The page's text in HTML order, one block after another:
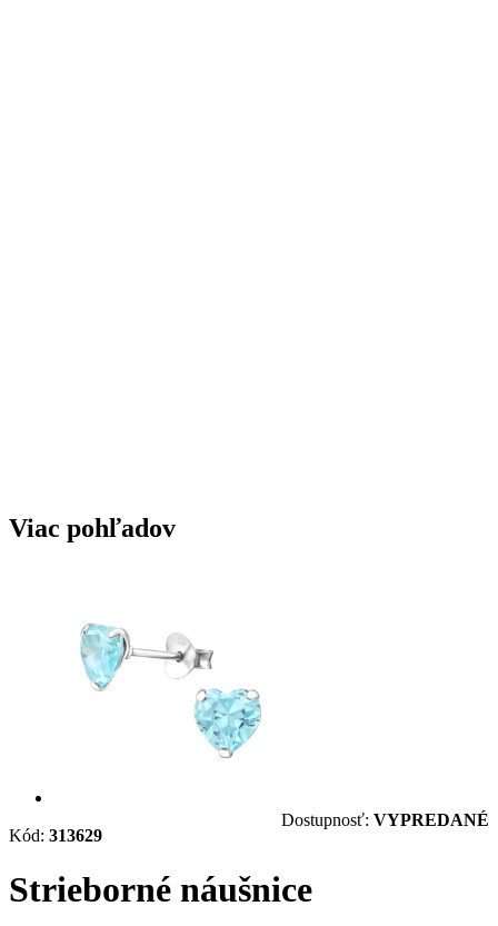
Viac pohľadov
Kód: 313629
Dostupnosť: VYPREDANÉ
Strieborné náušnice